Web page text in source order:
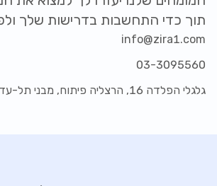
תוך כדי התחשבות בדרישות שלך
info@zira1.com
03-3095560
גלגלי הפלדה 16, הרצליה פיתוח, מבני תל-עד